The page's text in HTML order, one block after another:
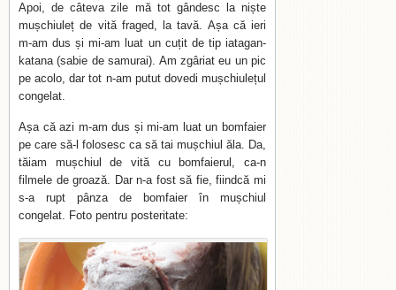
Apoi, de câteva zile mă tot gândesc la niște
mușchiuleț de vită fraged, la tavă. Așa că ieri
m-am dus și mi-am luat un cuțit de tip iatagan-
katana (sabie de samurai). Am zgâriat eu un pic
pe acolo, dar tot n-am putut dovedi mușchiulețul
congelat.
Așa că azi m-am dus și mi-am luat un bomfaier
pe care să-l folosesc ca să tai mușchiul ăla. Da,
tăiam mușchiul de vită cu bomfaierul, ca-n
filmele de groază. Dar n-a fost să fie, fiindcă mi
s-a rupt pânza de bomfaier în mușchiul
congelat. Foto pentru posteritate: